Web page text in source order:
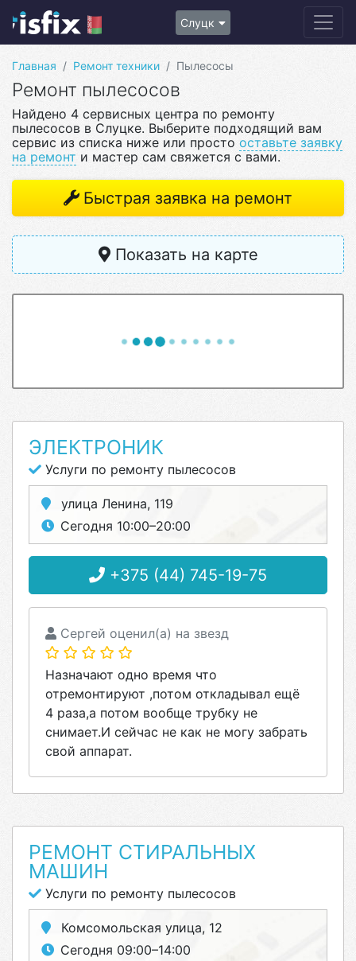
Слуцк
Главная Ремонт техники Пылесосы
Ремонт пылесосов
Найдено 4 сервисных центра по ремонту
пылесосов в Слуцке. Выберите подходящий вам
сервис из списка ниже или просто оставьте заявку
на ремонт и мастер сам свяжется с вами.
Быстрая заявка на ремонт
Показать на карте
ЭЛЕКТРОНИК
Услуги по ремонту пылесосов
улица Ленина, 119
Сегодня 10:00–20:00
+375 (44) 745-19-75
Сергей оценил(а) на звезд
Назначают одно время что
отремонтируют ,потом откладывал ещё
4 раза,а потом вообще трубку не
снимает.И сейчас не как не могу забрать
свой аппарат.
РЕМОНТ СТИРАЛЬНЫХ
МАШИН
Услуги по ремонту пылесосов
Комсомольская улица, 12
Сегодня 09:00–14:00